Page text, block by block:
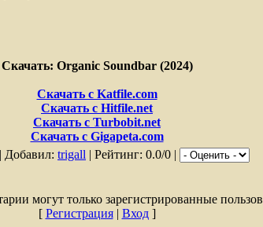
Скачать: Organic Soundbar (2024)
Скачать с Katfile.com
Скачать с Hitfile.net
Скачать с Turbobit.net
Скачать с Gigapeta.com
Добавил: trigall | Рейтинг: 0.0/0 |
могут только зарегистрированные
[ Регистрация| Вход]